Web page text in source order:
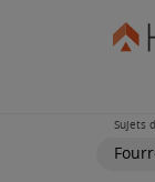
Sujets